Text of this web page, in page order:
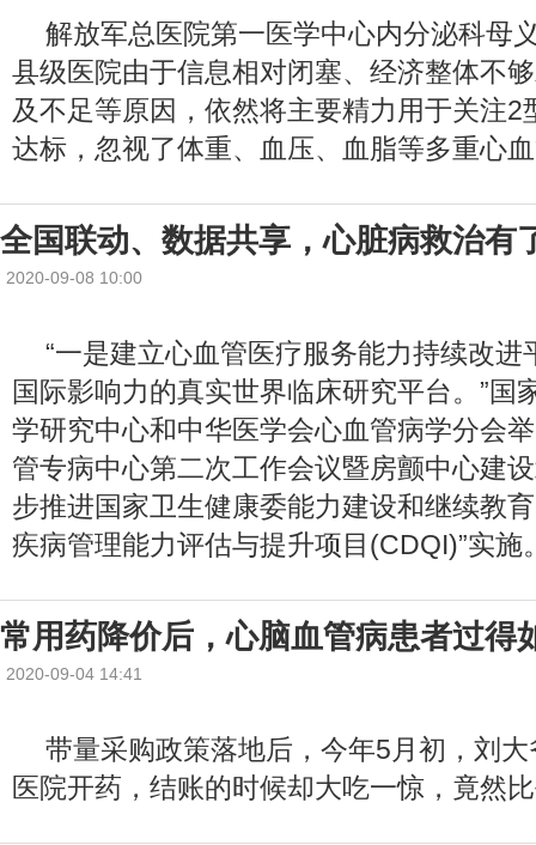
解放军总医院第一医学中心内分泌科母
县级医院由于信息相对闭塞、经济整体不
及不足等原因，依然将主要精力用于关注2
达标，忽视了体重、血压、血脂等多重心
全国联动、数据共享，心脏病救治有
2020-09-08 10:00
“一是建立心血管医疗服务能力持续改进
国际影响力的真实世界临床研究平台。”国
学研究中心和中华医学会心血管病学分会
管专病中心第二次工作会议暨房颤中心建
步推进国家卫生健康委能力建设和继续教
疾病管理能力评估与提升项目(CDQI)”实施
常用药降价后，心脑血管病患者过得
2020-09-04 14:41
带量采购政策落地后，今年5月初，刘
医院开药，结账的时候却大吃一惊，竟然